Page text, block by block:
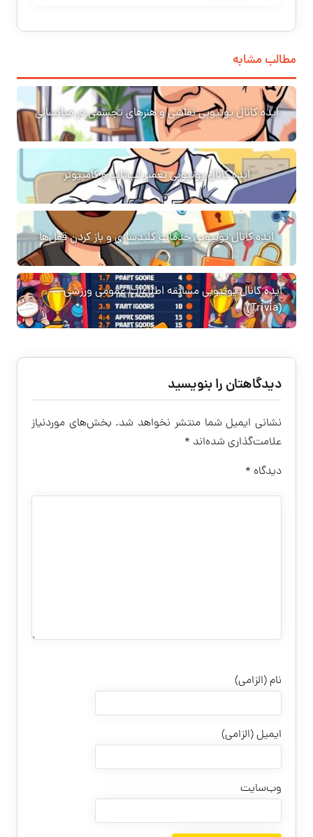
مطالب مشابه
ایده کانال یوتیوبی نقاشی و هنرهای تجسمی در میانسالی
ایده کانال یوتیوبی تعمیر لپ‌تاپ و کامپیوتر
ایده کانال یوتیوبی خدمات کلیدسازی و باز کردن قفل‌ها
ایده کانال یوتیوبی مسابقه اطلاعات عمومی ورزشی
(Trivia)
دیدگاهتان را بنویسید
نشانی ایمیل شما منتشر نخواهد شد. بخش‌های موردنیاز
علامت‌گذاری شده‌اند *
دیدگاه *
نام (الزامی)
ایمیل (الزامی)
وب‌سایت